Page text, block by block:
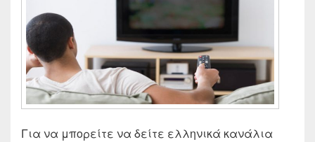
Για να μπορείτε να δείτε ελληνικά κανάλια